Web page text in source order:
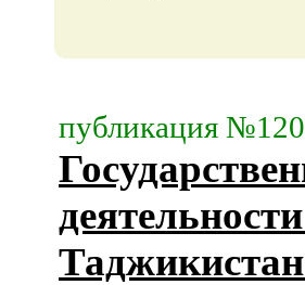
публикация